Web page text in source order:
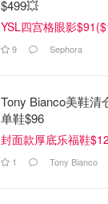
$499💥
YSL四宫格眼影
9 Sephora
Tony Bianco美鞋清
单鞋$96
封面款厚底乐福鞋
1 Tony Bianco